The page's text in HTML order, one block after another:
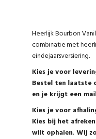
Heerlijk Bourbon
combinatie met
eindejaarsversiering.
Kies je voor
Bestel ten laatste
en je krijgt een
Kies je voor
Kies bij het
wilt ophalen. Wij